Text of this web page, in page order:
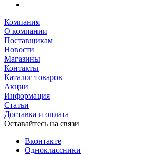
Компания
О компании
Поставщикам
Новости
Магазины
Контакты
Каталог товаров
Акции
Информация
Статьи
Доставка и оплата
Оставайтесь на связи
Вконтакте
Одноклассники